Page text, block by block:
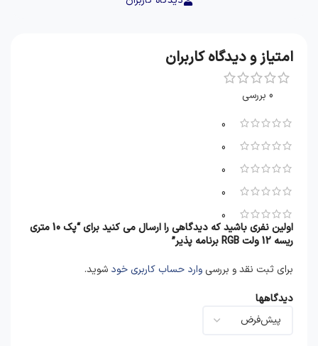
امتیاز و دیدگاه کاربران
0 بررسی
0
0
0
0
0
دیدگاهها
اولین نفری باشید که دیدگاهی را ارسال می کنید برای “پک 10 متری
ریسه 12 ولت RGB برنامه پذیر”
برای ثبت نقد و بررسی وارد حساب کاربری خود شوید.